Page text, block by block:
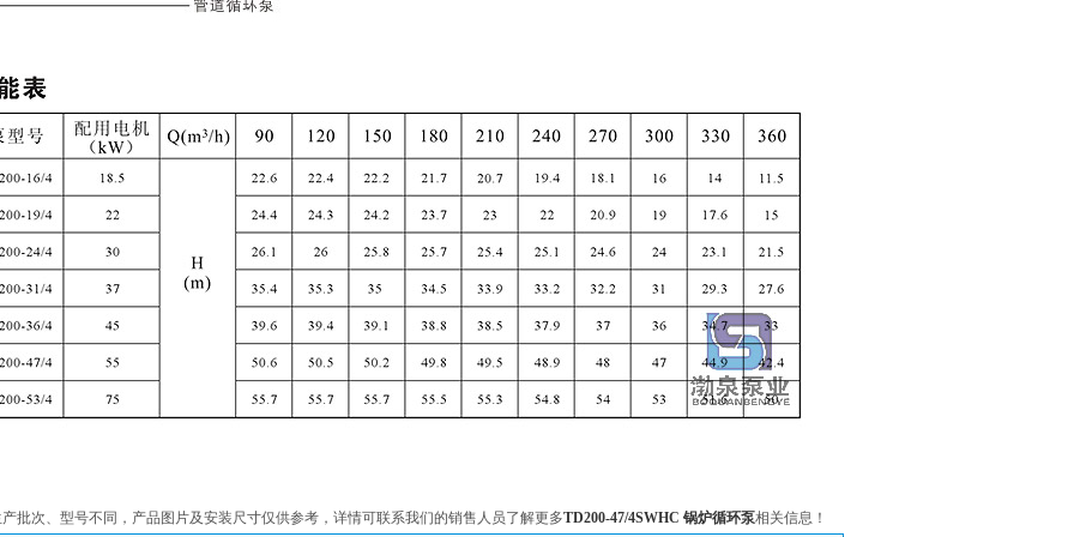
批次、型号不同，产品图片及安装尺寸仅供参考，详情可联系我们的销售人员了解更多TD200-47/4SWHC 锅炉循环泵相关信息！